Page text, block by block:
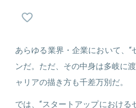
関連情報をみる
RightTouchを立ち上げ、現在は同社
関連情報をみる
大学卒業後、日本ヒューレット・パ
小企業や成長中のベンチャー企業に
の育成に携わる。2020年2月よりコ
め、営業戦略の立案から実行を担当
ベースの執行役員に就任。
あらゆる業界・企業において、
ンだ。ただ、その中身は多岐に
ャリアの描き方も千差万別だ。
では、“スタートアップにおけ